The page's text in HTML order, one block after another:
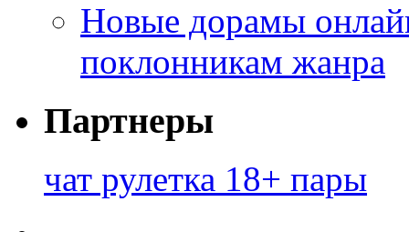
Новые дорамы
поклонникам жанра
Партнеры
чат рулетка 18+ пары